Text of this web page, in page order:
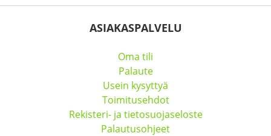
ASIAKASPALVELU
Oma tili
Palaute
Usein kysyttyä
Toimitusehdot
Rekisteri- ja tietosuojaseloste
Palautusohjeet